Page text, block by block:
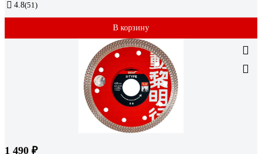
4.8(51)
В корзину
1 490 ₽